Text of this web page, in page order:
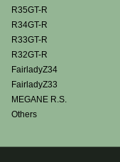
R35GT-R
R34GT-R
R33GT-R
R32GT-R
FairladyZ34
FairladyZ33
MEGANE R.S.
Others